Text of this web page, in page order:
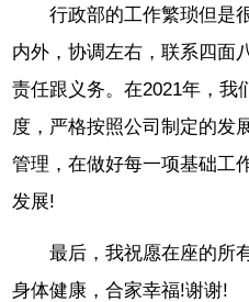
行政部的工作繁琐但是
内外，协调左右，联系四面
责任跟义务。在2021年，我
度，严格按照公司制定的发
管理，在做好每一项基础工
发展!
最后，我祝愿在座的所
身体健康，合家幸福!谢谢!